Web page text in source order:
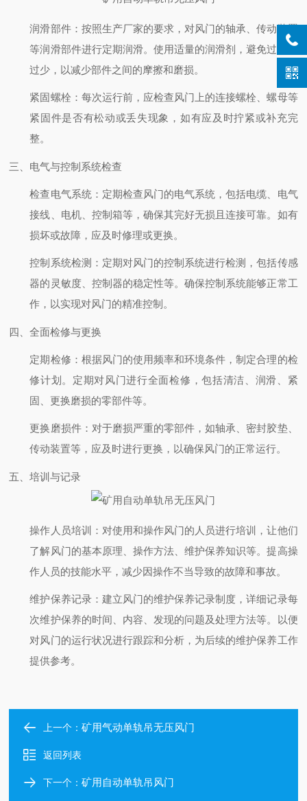
润滑部件：按照生产厂家的要求，对风门的轴承、传动装置
等润滑部件进行定期润滑。使用适量的润滑剂，避免过多或
过少，以减少部件之间的摩擦和磨损。
紧固螺栓 ：每次运行前，应检查风门上的连接螺栓、螺母等
紧固件是否有松动或丢失现象，如有应及时拧紧或补充完
整。
三、电气与控制系统检查
检查电气系统：定期检查风门的电气系统，包括电缆、电气
接线、电机、控制箱等，确保其完好无损且连接可靠。如有
损坏或故障，应及时修理或更换。
控制系统检测 ：定期对风门的控制系统进行检测，包括传感
器的灵敏度、控制器的稳定性等。确保控制系统能够正常工
作，以实现对风门的精准控制。
四、全面检修与更换
定期检修 ：根据风门的使用频率和环境条件，制定合理的检
修计划。定期对风门进行全面检修，包括清洁、润滑、紧
固、更换磨损的零部件等。
更换磨损件：对于磨损严重的零部件，如轴承、密封胶垫、
传动装置等，应及时进行更换，以确保风门的正常运行。
五、培训与记录
操作人员培训 ：对使用和操作风门的人员进行培训，让他们
了解风门的基本原理、操作方法、维护保养知识等。提高操
作人员的技能水平，减少因操作不当导致的故障和事故。
维护保养记录：建立风门的维护保养记录制度，详细记录每
次维护保养的时间、内容、发现的问题及处理方法等。以便
对风门的运行状况进行跟踪和分析，为后续的维护保养工作
提供参考。
上一个：矿用气动单轨吊无压风门
返回列表
下一个：矿用自动单轨吊风门